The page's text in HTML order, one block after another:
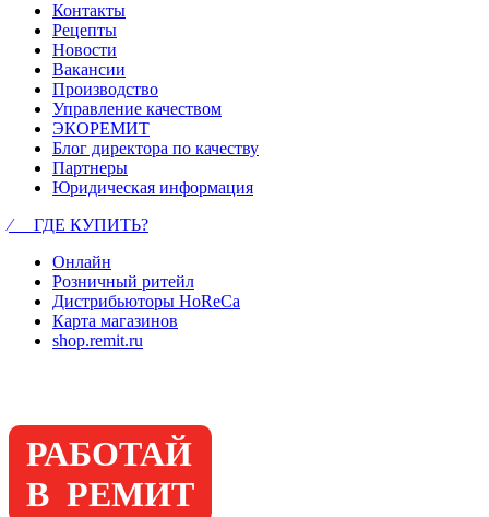
Контакты
Рецепты
Новости
Вакансии
Производство
Управление качеством
ЭКОРЕМИТ
Блог директора по качеству
Партнеры
Юридическая информация
⁄ ГДЕ КУПИТЬ?
Онлайн
Розничный ритейл
Дистрибьюторы HoReCa
Карта магазинов
shop.remit.ru
РАБОТАЙ
В РЕМИТ